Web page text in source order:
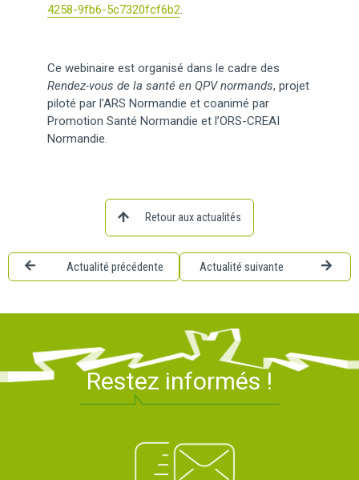
4258-9fb6-5c7320fcf6b2.
Ce webinaire est organisé dans le cadre des
Rendez-vous de la santé en QPV normands, projet
piloté par l’ARS Normandie et coanimé par
Promotion Santé Normandie et l’ORS-CREAI
Normandie.
Retour aux actualités
Actualité précédente Actualité suivante
Restez informés !